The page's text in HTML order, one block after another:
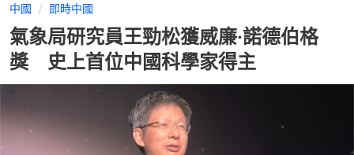
中國 即時中國
氣象局研究員王勁松獲威廉·諾德伯格
獎 史上首位中國科學家得主